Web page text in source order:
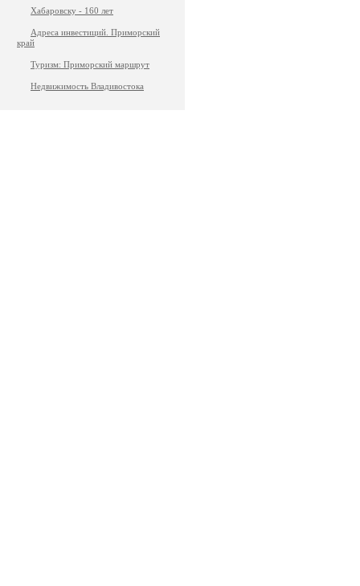
Хабаровску - 160 лет
Адреса инвестиций. Приморский
край
Туризм: Приморский маршрут
Недвижимость Владивостока